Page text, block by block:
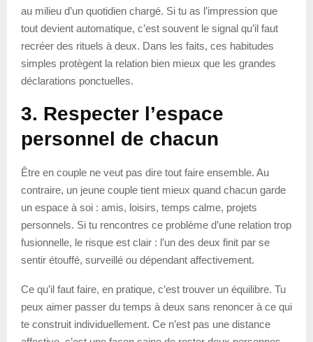
au milieu d’un quotidien chargé. Si tu as l’impression que
tout devient automatique, c’est souvent le signal qu’il faut
recréer des rituels à deux. Dans les faits, ces habitudes
simples protègent la relation bien mieux que les grandes
déclarations ponctuelles.
3. Respecter l’espace
personnel de chacun
Être en couple ne veut pas dire tout faire ensemble. Au
contraire, un jeune couple tient mieux quand chacun garde
un espace à soi : amis, loisirs, temps calme, projets
personnels. Si tu rencontres ce problème d’une relation trop
fusionnelle, le risque est clair : l’un des deux finit par se
sentir étouffé, surveillé ou dépendant affectivement.
Ce qu’il faut faire, en pratique, c’est trouver un équilibre. Tu
peux aimer passer du temps à deux sans renoncer à ce qui
te construit individuellement. Ce n’est pas une distance